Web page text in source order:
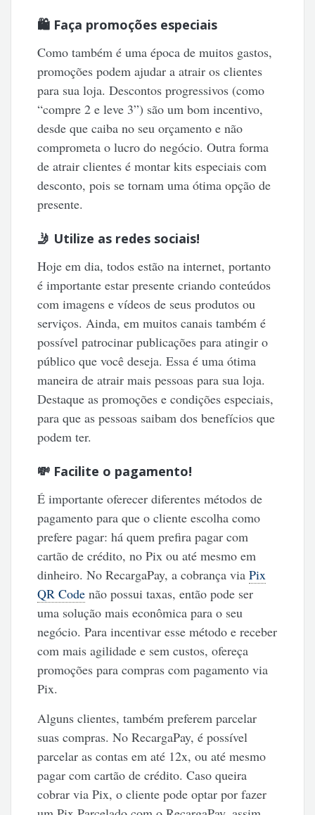
🛍️ Faça promoções especiais
Como também é uma época de muitos gastos,
promoções podem ajudar a atrair os clientes
para sua loja. Descontos progressivos (como
“compre 2 e leve 3”) são um bom incentivo,
desde que caiba no seu orçamento e não
comprometa o lucro do negócio. Outra forma
de atrair clientes é montar kits especiais com
desconto, pois se tornam uma ótima opção de
presente.
🤳 Utilize as redes sociais!
Hoje em dia, todos estão na internet, portanto
é importante estar presente criando conteúdos
com imagens e vídeos de seus produtos ou
serviços. Ainda, em muitos canais também é
possível patrocinar publicações para atingir o
público que você deseja. Essa é uma ótima
maneira de atrair mais pessoas para sua loja.
Destaque as promoções e condições especiais,
para que as pessoas saibam dos benefícios que
podem ter.
💸 Facilite o pagamento!
É importante oferecer diferentes métodos de
pagamento para que o cliente escolha como
prefere pagar: há quem prefira pagar com
cartão de crédito, no Pix ou até mesmo em
dinheiro. No RecargaPay, a cobrança viaPix
QR Code não possui taxas, então pode ser
uma solução mais econômica para o seu
negócio. Para incentivar esse método e receber
com mais agilidade e sem custos, ofereça
promoções para compras com pagamento via
Pix.
Alguns clientes, também preferem parcelar
suas compras. No RecargaPay, é possível
parcelar as contas em até 12x, ou até mesmo
pagar com cartão de crédito. Caso queira
cobrar via Pix, o cliente pode optar por fazer